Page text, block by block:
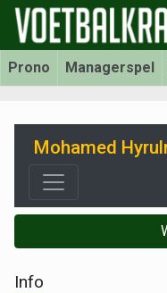
Prono Managerspel
Mohamed
Info